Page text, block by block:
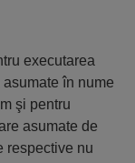
executarea
în nume
şi pentru
asumate de
respective nu